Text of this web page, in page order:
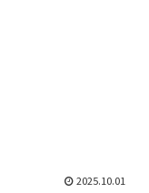
2025.10.01